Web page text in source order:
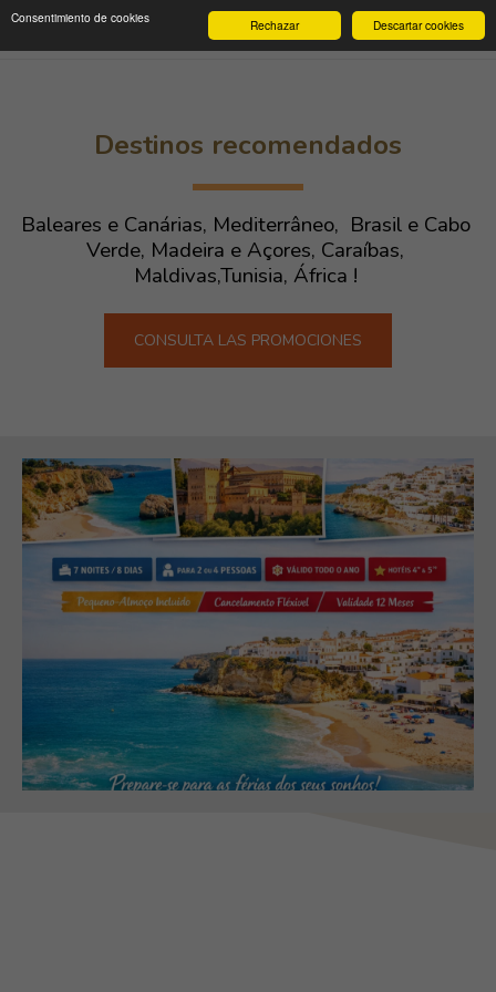
Descartar cookies
Rechazar
Consentimiento de cookies
Destinos recomendados
Baleares e Canárias, Mediterrâneo,  Brasil e Cabo
Verde, Madeira e Açores, Caraíbas,
Maldivas,Tunisia, África !
CONSULTA LAS PROMOCIONES